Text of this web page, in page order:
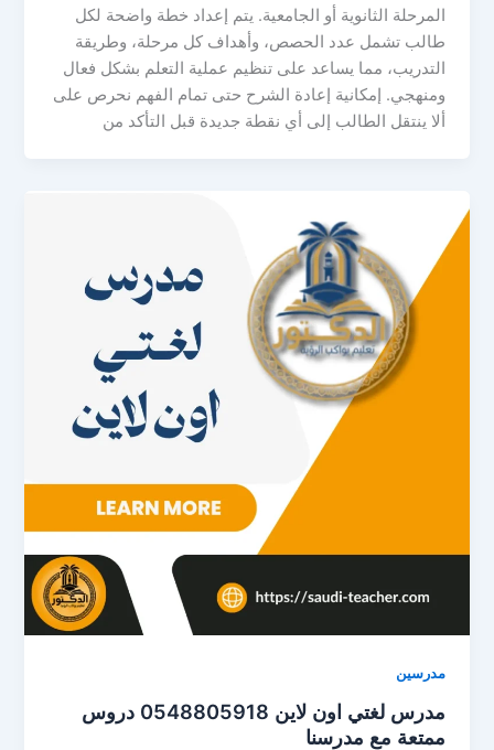
المرحلة الثانوية أو الجامعية. يتم إعداد خطة واضحة لكل
طالب تشمل عدد الحصص، وأهداف كل مرحلة، وطريقة
التدريب، مما يساعد على تنظيم عملية التعلم بشكل فعال
ومنهجي. إمكانية إعادة الشرح حتى تمام الفهم نحرص على
ألا ينتقل الطالب إلى أي نقطة جديدة قبل التأكد من
مدرسين
مدرس لغتي اون لاين 0548805918 دروس
ممتعة مع مدرسنا